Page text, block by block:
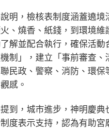
明，檢核表制度涵蓋遶
、燒香、紙錢，到環境
解並配合執行，確保活
制」，建立「事前審查
民政、警察、消防、環
感。
到，城市進步，神明慶
度表示支持，認為有助